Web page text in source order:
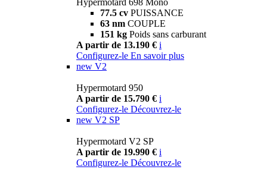
77.5 cv PUISSANCE
63 nm COUPLE
151 kg Poids sans carburant
A partir de 13.190 € i
Configurez-le En savoir plus
new V2
Hypermotard 950
A partir de 15.790 € i
Configurez-le Découvrez-le
new V2 SP
Hypermotard V2 SP
A partir de 19.990 € i
Configurez-le Découvrez-le